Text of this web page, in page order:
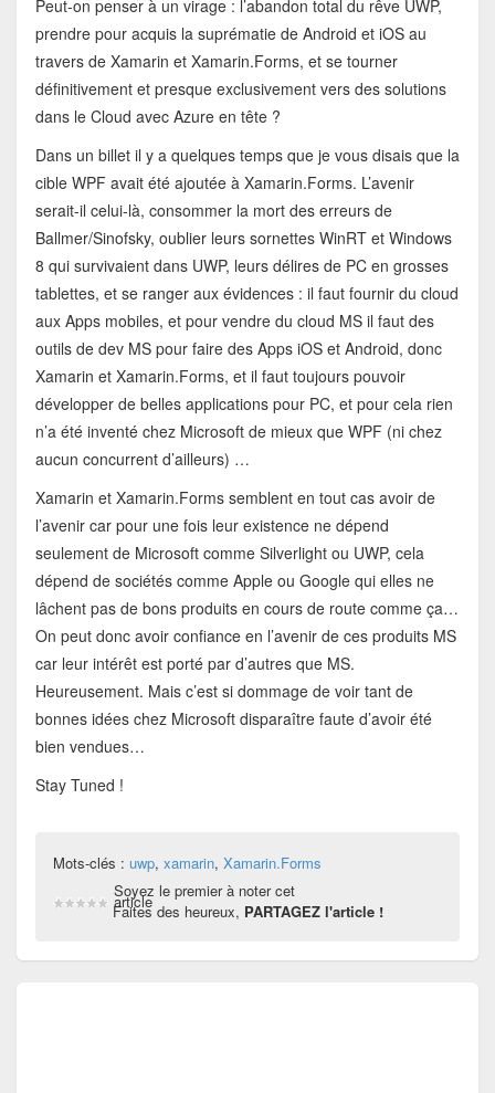
Peut-on penser à un virage : l’abandon total du rêve UWP,
prendre pour acquis la suprématie de Android et iOS au
travers de Xamarin et Xamarin.Forms, et se tourner
définitivement et presque exclusivement vers des solutions
dans le Cloud avec Azure en tête ?
Dans un billet il y a quelques temps que je vous disais que la
cible WPF avait été ajoutée à Xamarin.Forms. L’avenir
serait-il celui-là, consommer la mort des erreurs de
Ballmer/Sinofsky, oublier leurs sornettes WinRT et Windows
8 qui survivaient dans UWP, leurs délires de PC en grosses
tablettes, et se ranger aux évidences : il faut fournir du cloud
aux Apps mobiles, et pour vendre du cloud MS il faut des
outils de dev MS pour faire des Apps iOS et Android, donc
Xamarin et Xamarin.Forms, et il faut toujours pouvoir
développer de belles applications pour PC, et pour cela rien
n’a été inventé chez Microsoft de mieux que WPF (ni chez
aucun concurrent d’ailleurs) …
Xamarin et Xamarin.Forms semblent en tout cas avoir de
l’avenir car pour une fois leur existence ne dépend
seulement de Microsoft comme Silverlight ou UWP, cela
dépend de sociétés comme Apple ou Google qui elles ne
lâchent pas de bons produits en cours de route comme ça…
On peut donc avoir confiance en l’avenir de ces produits MS
car leur intérêt est porté par d’autres que MS.
Heureusement. Mais c’est si dommage de voir tant de
bonnes idées chez Microsoft disparaître faute d’avoir été
bien vendues…
Stay Tuned !
Mots-clés : uwp, xamarin, Xamarin.Forms
Soyez le premier à noter cet
article
Faites des heureux, PARTAGEZ l'article !